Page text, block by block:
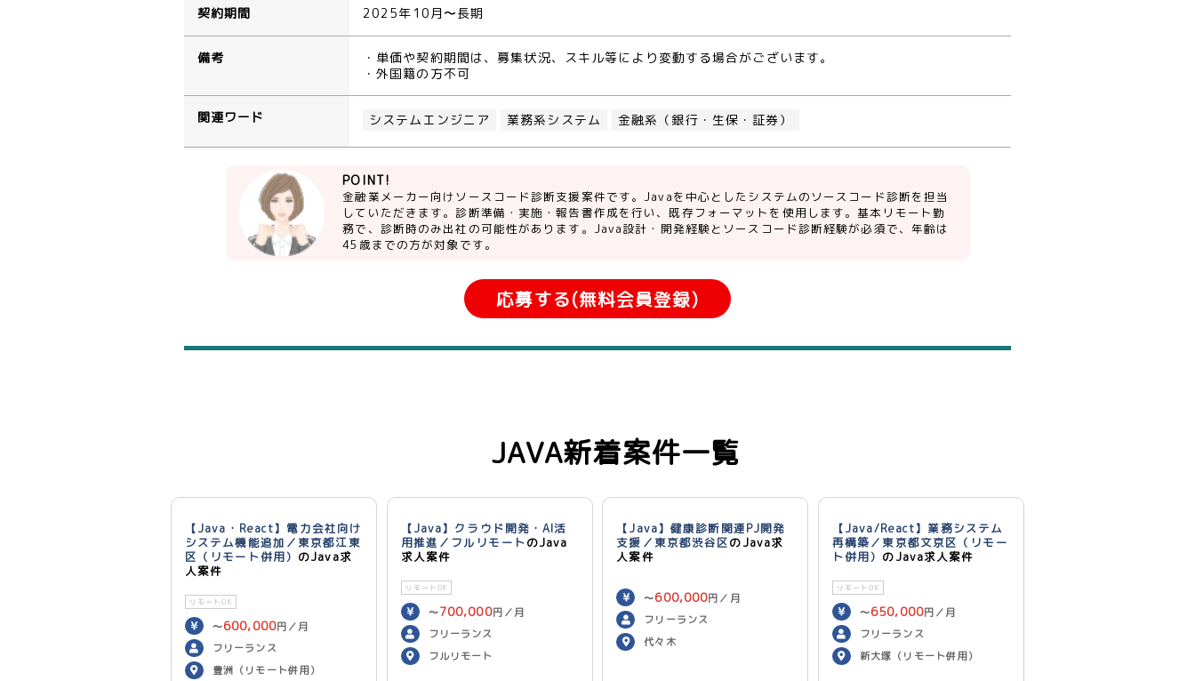
契約期間 2025年10月〜長期
備考
・単価や契約期間は、募集状況、スキル等により変動する場合がございます。
・外国籍の方不可
関連ワード システムエンジニア 業務系システム 金融系（銀行・生保・証券）
POINT!
金融業メーカー向けソースコード診断支援案件です。Javaを中心としたシステムのソースコード診断を担当
していただきます。診断準備・実施・報告書作成を行い、既存フォーマットを使用します。基本リモート勤
務で、診断時のみ出社の可能性があります。Java設計・開発経験とソースコード診断経験が必須で、年齢は
45歳までの方が対象です。
応募する(無料会員登録)
JAVA新着案件一覧
【Java・React】電力会社向け
システム機能追加／東京都江東
区（リモート併用） のJava求
人案件
リモートOK
〜600,000円／月
フリーランス
豊洲（リモート併用）
【Java】クラウド開発・AI活
用推進／フルリモートのJava
求人案件
リモートOK
〜700,000円／月
フリーランス
フルリモート
【Java】健康診断関連PJ開発
支援／東京都渋谷区のJava求
人案件
〜600,000円／月
フリーランス
代々木
【Java/React】業務システム
再構築／東京都文京区（リモー
ト併用） のJava求人案件
リモートOK
〜650,000円／月
フリーランス
新大塚（リモート併用）